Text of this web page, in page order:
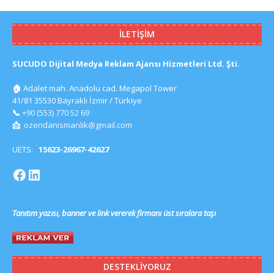
İLETIŞIM
SUCUDO Dijital Medya Reklam Ajansı Hizmetleri Ltd. Şti.
🏠 Adalet mah. Anadolu cad. Megapol Tower
41/81 35530 Bayraklı İzmir / Türkiye
📞 +90 (553) 770 52 69
📩 ozendanismanlik@gmail.com
UETS: 15623-26967-42627
Tanıtım yazısı, banner ve link vererek firmanı üst sıralara taşı
DESTEKLIYORUZ